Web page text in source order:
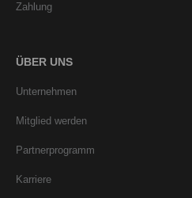
Zahlung
ÜBER UNS
Unternehmen
Mitglied werden
Partnerprogramm
Karriere